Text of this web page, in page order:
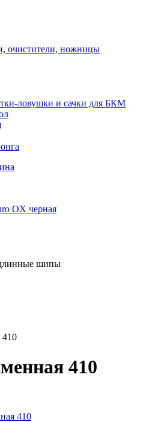
очистители, ножницы
ловушки и сачки для БКМ
OX черная
шипы
410
410